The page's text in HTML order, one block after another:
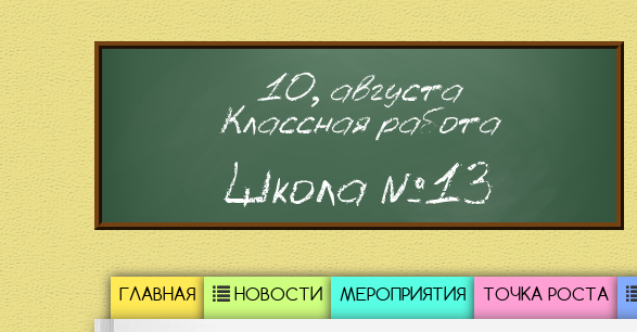
10, августа
Классная работа
Школа №13
ГЛАВНАЯ НОВОСТИ МЕРОПРИЯТИЯ ТОЧКА РОСТА